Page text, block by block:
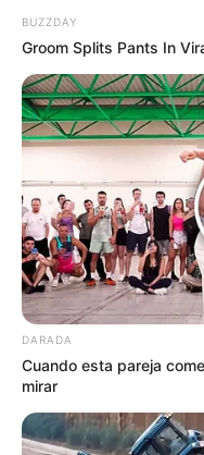
BUZZDAY
Groom Splits Pants In
DARADA
Cuando esta pareja
mirar